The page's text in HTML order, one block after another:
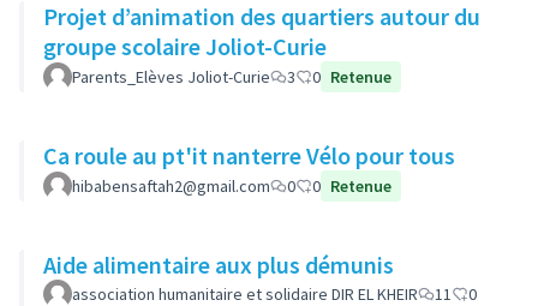
Projet d’animation des quartiers autour du
groupe scolaire Joliot-Curie
Parents_Elèves Joliot-Curie 3 0 Retenue
Ca roule au pt'it nanterre Vélo pour tous
hibabensaftah2@gmail.com 0 0 Retenue
Aide alimentaire aux plus démunis
association humanitaire et solidaire DIR EL KHEIR 11
0